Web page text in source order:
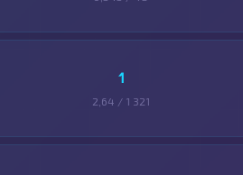
1
2,64 / 1 321